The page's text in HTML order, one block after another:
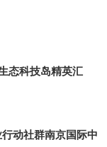
态科技岛精英汇
动社群南京国际中